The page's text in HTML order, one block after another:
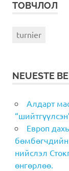
ТОВЧЛОЛ
turnier
NEUESTE
Алдарт
Европ
нийслэл
өнгөрлөө.